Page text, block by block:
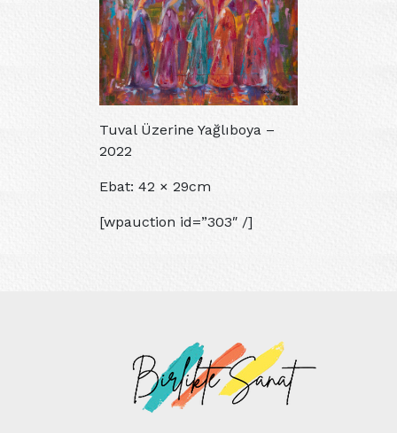
Tuval Üzerine Yağlıboya –
2022
Ebat: 42 × 29cm
[wpauction id=”303″ /]